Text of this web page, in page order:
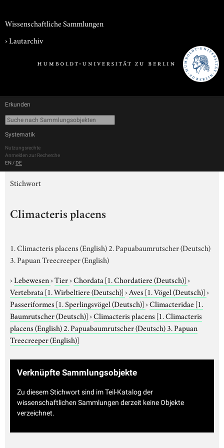
Wissenschaftliche Sammlungen
›Lautarchiv
Erkunden
Systematik
Nutzungsrechte
Anmelden zur Recherche
EN / DE
Stichwort
Climacteris placens
1. Climacteris placens (English) 2. Papuabaumrutscher (Deutsch)
3. Papuan Treecreeper (English)
›Lebewesen›Tier›Chordata [1. Chordatiere (Deutsch)]›
Vertebrata [1. Wirbeltiere (Deutsch)]›Aves [1. Vögel (Deutsch)]›
Passeriformes [1. Sperlingsvögel (Deutsch)]›Climacteridae [1.
Baumrutscher (Deutsch)]›Climacteris placens [1. Climacteris
placens (English) 2. Papuabaumrutscher (Deutsch) 3. Papuan
Treecreeper (English)]
Verknüpfte Sammlungsobjekte
Zu diesem Stichwort sind im Teil-Katalog der
wissenschaftlichen Sammlungen derzeit keine Objekte
verzeichnet.